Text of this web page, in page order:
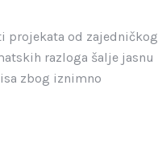
projekata od zajedničkog
razloga šalje jasnu
zbog iznimno